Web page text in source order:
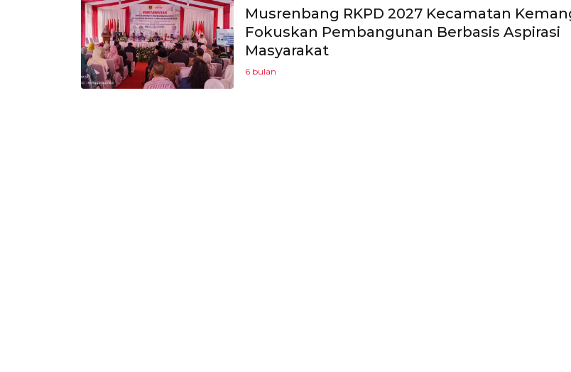
Musrenbang RKPD 2027 Kecamatan
Fokuskan Pembangunan Berbasis Aspirasi
Masyarakat
6 bulan